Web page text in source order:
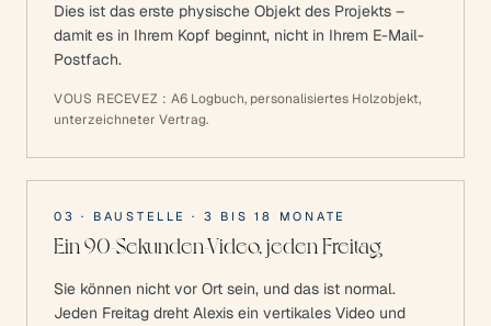
Dies ist das erste physische Objekt des Projekts –
damit es in Ihrem Kopf beginnt, nicht in Ihrem E-Mail-
Postfach.
VOUS RECEVEZ : A6 Logbuch, personalisiertes Holzobjekt,
unterzeichneter Vertrag.
03 · BAUSTELLE · 3 BIS 18 MONATE
Ein 90-Sekunden-Video, jeden Freitag
Sie können nicht vor Ort sein, und das ist normal.
Jeden Freitag dreht Alexis ein vertikales Video und